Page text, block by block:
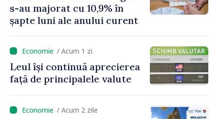
anumite taxe”
s-au majorat cu 10,9% în
șapte luni ale anului curent
/ Acum 1 zi
Leul își continuă aprecierea
față de principalele valute
/ Acum 2 zile